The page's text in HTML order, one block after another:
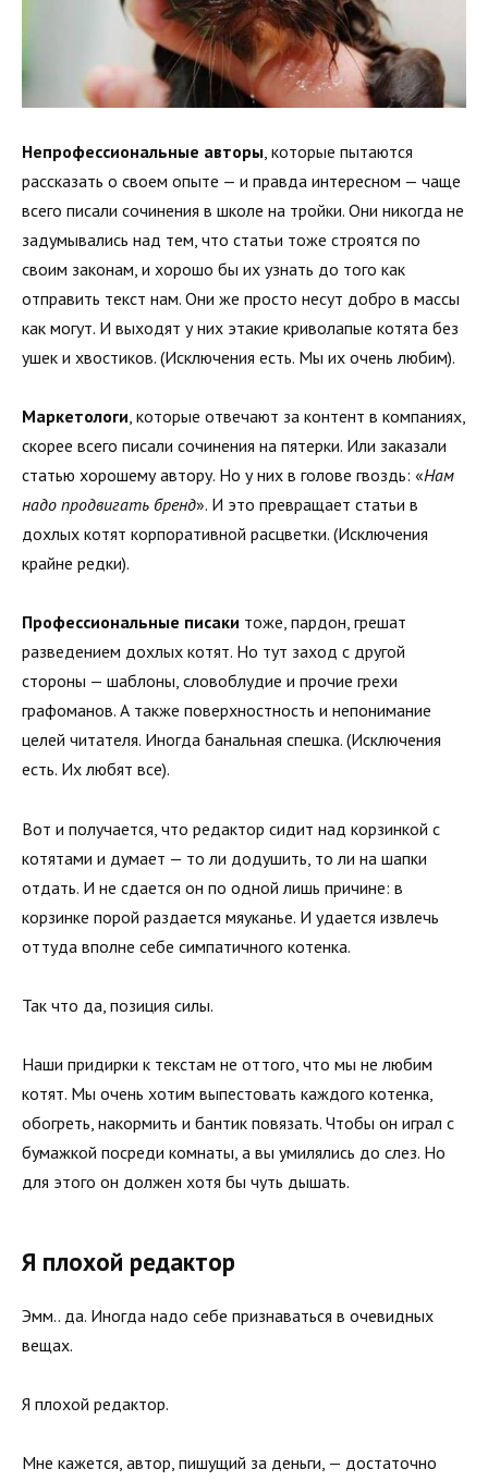
Непрофессиональные авторы, которые пытаются
рассказать о своем опыте — и правда интересном — чаще
всего писали сочинения в школе на тройки. Они никогда не
задумывались над тем, что статьи тоже строятся по
своим законам, и хорошо бы их узнать до того как
отправить текст нам. Они же просто несут добро в массы
как могут. И выходят у них этакие криволапые котята без
ушек и хвостиков. (Исключения есть. Мы их очень любим).
Маркетологи, которые отвечают за контент в компаниях,
скорее всего писали сочинения на пятерки. Или заказали
статью хорошему автору. Но у них в голове гвоздь: «Нам
надо продвигать бренд». И это превращает статьи в
дохлых котят корпоративной расцветки. (Исключения
крайне редки).
Профессиональные писаки тоже, пардон, грешат
разведением дохлых котят. Но тут заход с другой
стороны — шаблоны, словоблудие и прочие грехи
графоманов. А также поверхностность и непонимание
целей читателя. Иногда банальная спешка. (Исключения
есть. Их любят все).
Вот и получается, что редактор сидит над корзинкой с
котятами и думает — то ли додушить, то ли на шапки
отдать. И не сдается он по одной лишь причине: в
корзинке порой раздается мяуканье. И удается извлечь
оттуда вполне себе симпатичного котенка.
Так что да, позиция силы.
Наши придирки к текстам не оттого, что мы не любим
котят. Мы очень хотим выпестовать каждого котенка,
обогреть, накормить и бантик повязать. Чтобы он играл с
бумажкой посреди комнаты, а вы умилялись до слез. Но
для этого он должен хотя бы чуть дышать.
Я плохой редактор
Эмм.. да. Иногда надо себе признаваться в очевидных
вещах.
Я плохой редактор.
Мне кажется, автор, пишущий за деньги, — достаточно